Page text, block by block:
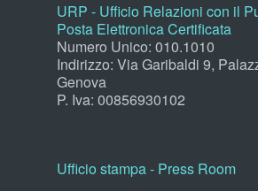
URP - Ufficio Relazioni con il
Posta Elettronica Certificata
Numero Unico: 010.1010
Indirizzo: Via Garibaldi 9,
Genova
P. Iva: 00856930102
Ufficio stampa - Press Room